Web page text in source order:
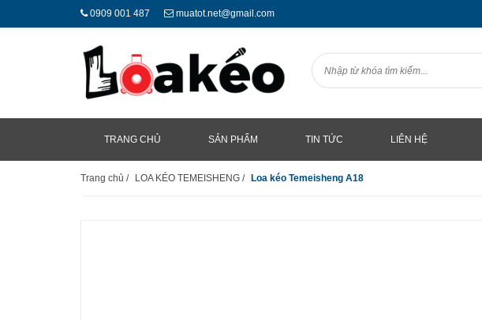
0909 001 487 muatot.net@gmail.com
TRANG CHỦ SẢN PHẨM TIN TỨC LIÊN HỆ
Trang chủ / LOA KÉO TEMEISHENG / Loa kéo Temeisheng A18